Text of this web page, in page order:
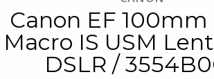
Canon EF 100mm
Macro IS USM
DSLR /